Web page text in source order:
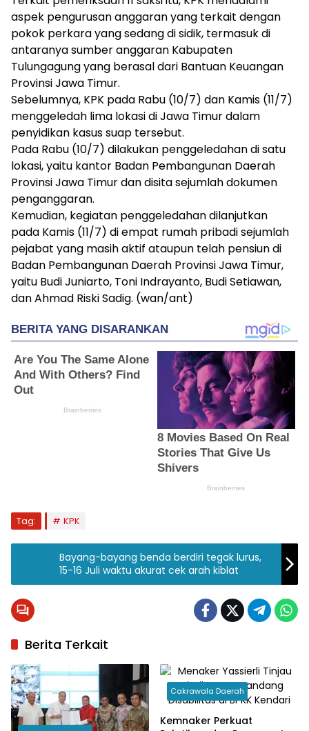
aspek pengurusan anggaran yang terkait dengan
pokok perkara yang sedang di sidik, termasuk di
antaranya sumber anggaran Kabupaten
Tulungagung yang berasal dari Bantuan Keuangan
Provinsi Jawa Timur.
Sebelumnya, KPK pada Rabu (10/7) dan Kamis (11/7)
menggeledah lima lokasi di Jawa Timur dalam
penyidikan kasus suap tersebut.
Pada Rabu (10/7) dilakukan penggeledahan di satu
lokasi, yaitu kantor Badan Pembangunan Daerah
Provinsi Jawa Timur dan disita sejumlah dokumen
penganggaran.
Kemudian, kegiatan penggeledahan dilanjutkan
pada Kamis (11/7) di empat rumah pribadi sejumlah
pejabat yang masih aktif ataupun telah pensiun di
Badan Pembangunan Daerah Provinsi Jawa Timur,
yaitu Budi Juniarto, Toni Indrayanto, Budi Setiawan,
dan Ahmad Riski Sadig. (wan/ant)
Tag: KPK
Bayang-bayang benda berdiri tegak lurus,
15-16 Juli waktu akurat cek arah kiblat
Berita Terkait
Cakrawala Daerah
Kemnaker Perkuat